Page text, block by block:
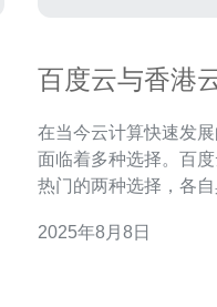
百度云与香港
在当今云计算快速发
面临着多种选择。百
热门的两种选择，各
析，帮助用户做出明智的决策。 哪些
2025年8月8日